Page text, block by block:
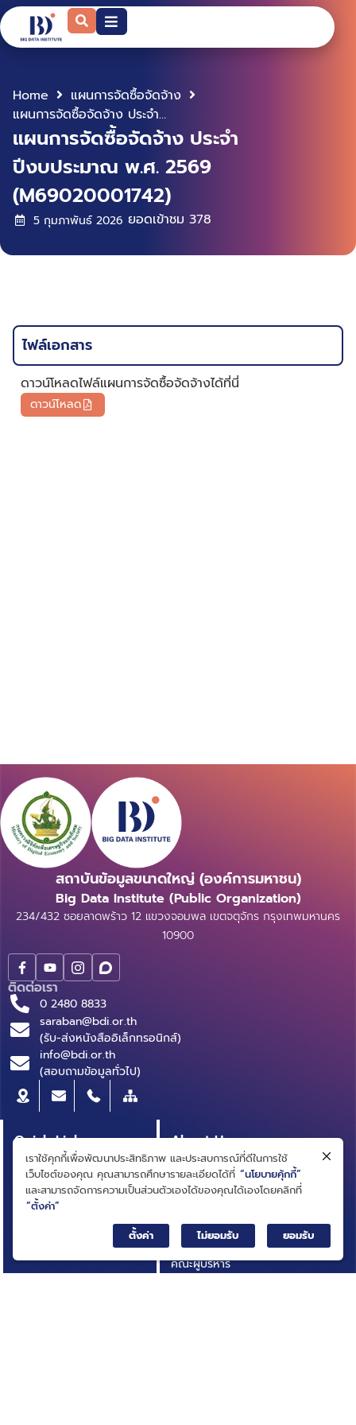
Home
แผนการจัดซื้อจัดจ้าง
แผนการจัดซื้อจัดจ้าง ประจำปีงบประมาณ พ.ศ. 2569 (M69020001742)
แผนการจัดซื้อจัดจ้าง ประจำ
ปีงบประมาณ พ.ศ. 2569
(M69020001742)
5 กุมภาพันธ์ 2026 ยอดเข้าชม 378
ไฟล์เอกสาร
ดาวน์โหลดไฟล์แผนการจัดซื้อจัดจ้างได้ที่นี่
ดาวน์โหลด
สถาบันข้อมูลขนาดใหญ่ (องค์การมหาชน)
Big Data Institute (Public Organization)
234/432 ซอยลาดพร้าว 12 แขวงจอมพล เขตจตุจักร กรุงเทพมหานคร
10900
ติดต่อเรา
0 2480 8833
saraban@bdi.or.th
(รับ-ส่งหนังสืออิเล็กทรอนิกส์)
info@bdi.or.th
(สอบถามข้อมูลทั่วไป)
Quick Link
หลักสูตรผู้บริหาร
สารบัญบัญชีธุรกิจ
(BRIDGE)
ประกาศการจัดซื้อจัดจ้าง
About Us
ความเป็นมา
วิสัยทัศน์ ภารกิจ
คณะกรรมการ
คณะผู้บริหาร
เราใช้คุกกี้เพื่อพัฒนาประสิทธิภาพ และประสบการณ์ที่ดีในการใช้
เว็บไซต์ของคุณ คุณสามารถศึกษารายละเอียดได้ที่ “นโยบายคุ้กกี้”
และสามารถจัดการความเป็นส่วนตัวเองได้ของคุณได้เองโดยคลิกที่
“ตั้งค่า”
ตั้งค่า
ไม่ยอมรับ ยอมรับ